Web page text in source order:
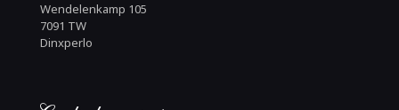
Wendelenkamp 105
7091 TW
Dinxperlo